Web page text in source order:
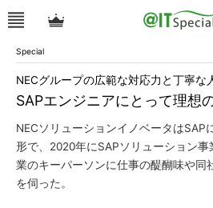
Special
SAPエンジニアにとって理想
NECグループの広範な対応力と丁寧な
NECソリューションイノベータはSAP
形で、2020年にSAPソリューション
業のキーパーソンに仕事の醍醐味や同
を伺った。